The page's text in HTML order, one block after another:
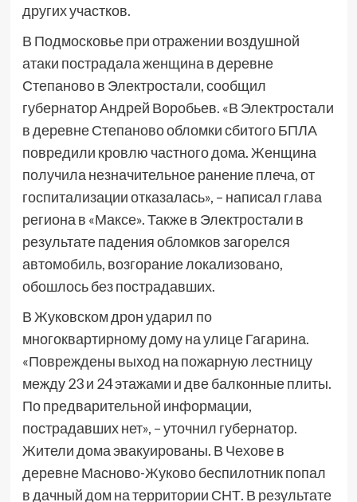
других участков.
В Подмосковье при отражении воздушной
атаки пострадала женщина в деревне
Степаново в Электростали, сообщил
губернатор Андрей Воробьев. «В Электростали
в деревне Степаново обломки сбитого БПЛА
повредили кровлю частного дома. Женщина
получила незначительное ранение плеча, от
госпитализации отказалась», – написал глава
региона в «Максе». Также в Электростали в
результате падения обломков загорелся
автомобиль, возгорание локализовано,
обошлось без пострадавших.
В Жуковском дрон ударил по
многоквартирному дому на улице Гагарина.
«Повреждены выход на пожарную лестницу
между 23 и 24 этажами и две балконные плиты.
По предварительной информации,
пострадавших нет», – уточнил губернатор.
Жители дома эвакуированы. В Чехове в
деревне Масново-Жуково беспилотник попал
в дачный дом на территории СНТ. В результате